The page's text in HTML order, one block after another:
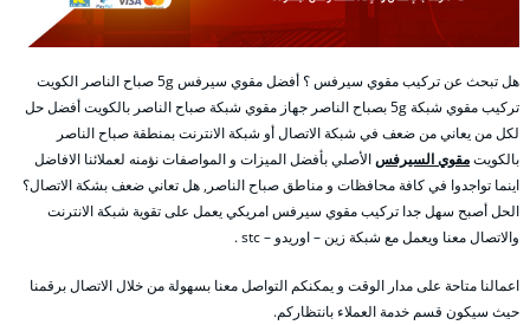
هل تبحث عن تركيب مقوي سيرفس ؟ أفضل مقوي سيرفس 5g صباح الناصر الكويت
تركيب مقوي شبكة 5g بصباح الناصر جهاز مقوي شبكة صباح الناصر بالكويت أفضل حل
لكل من يعاني من ضعف في شبكة الاتصال أو شبكة الانترنت بمنطقة صباح الناصر
بالكويتمقوي السيرفسالأصلي بأفضل الميزات و المواصفات نؤمنه لعملائنا الافاضل
اينما تواجدوا في كافة محافظات و مناطق صباح الناصر, هل تعاني ضعف بشكة الاتصال؟
الحل أصبح سهل جدا تركيب مقوي سيرفس امريكي يعمل على تقوية شبكة الانترنت
والاتصال معنا ويعمل مع شبكة زين – اوريدو – stc .
اعمالنا متاحة على مدار الوقت و يمكنكم التواصل معنا بسهولة من خلال الاتصال برقمنا
حيث سيكون قسم خدمة العملاء بانتظاركم.